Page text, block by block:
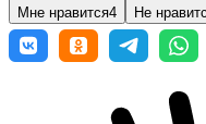
Мне нравится4 Не